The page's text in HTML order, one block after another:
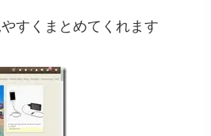
すくまとめてくれます